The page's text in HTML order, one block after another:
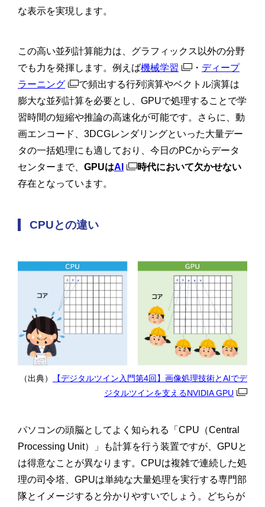
な表示を実現します。
この高い並列計算能力は、グラフィックス以外の分野
でも力を発揮します。例えば機械学習 ・ ディープ
ラーニング
で頻出する行列演算やベクトル演算は
膨大な並列計算を必要とし、GPUで処理することで学
習時間の短縮や推論の高速化が可能です。さらに、動
画エンコード、3DCGレンダリングといった大量デー
タの一括処理にも適しており、今日のPCからデータ
センターまで、 GPUはAI
時代において欠かせない
存在となっています。
CPUとの違い
（出典）
【デジタルツイン入門第4回】画像処理技術とAIでデ
ジタルツインを支えるNVIDIA GPU
パソコンの頭脳としてよく知られる「CPU（Central
Processing Unit）」も計算を行う装置ですが、GPUと
は得意なことが異なります。CPUは複雑で連続した処
理の司令塔、GPUは単純な大量処理を実行する専門部
隊とイメージすると分かりやすいでしょう。どちらが